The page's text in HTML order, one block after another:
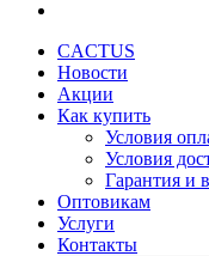
CACTUS
Новости
Акции
Как купить
Условия
Условия
Гарантия и
Оптовикам
Услуги
Контакты